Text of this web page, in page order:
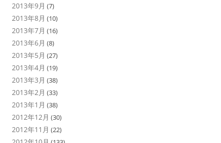
2013年9月 (7)
2013年8月 (10)
2013年7月 (16)
2013年6月 (8)
2013年5月 (27)
2013年4月 (19)
2013年3月 (38)
2013年2月 (33)
2013年1月 (38)
2012年12月 (30)
2012年11月 (22)